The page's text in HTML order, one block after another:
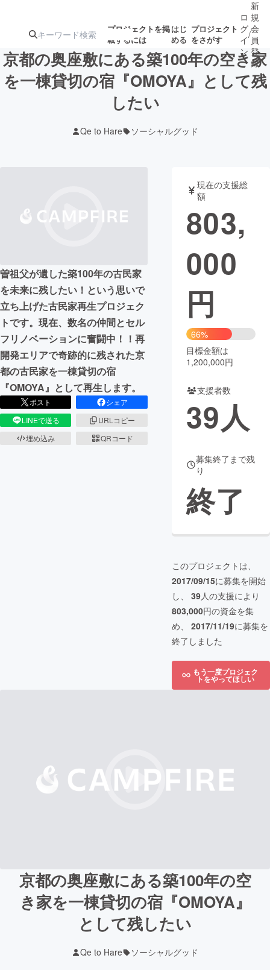
プロジェクトを掲
載するには
はじ
める
プロジェクト
をさがす
注目の新着プロ募集終了が近いプ
書籍・雑誌
チャレンジ
まちづくり・地域活性化
CAMPFIRE for Social Good
CAMPFIRE Creation
CAMPFIREふるさと納税machi-ya コミュニティ
ロ
グ
イ
ン
/
新
規
会
員
登
録
京都の奥座敷にある築100年の空き家
を一棟貸切の宿『OMOYA』として残
したい
Qe to Hare ソーシャルグッド
曽祖父が遺した築100年の古民家
を未来に残したい！という思いで
立ち上げた古民家再生プロジェク
トです。現在、数名の仲間とセル
フリノベーションに奮闘中！！再
開発エリアで奇跡的に残された京
都の古民家を一棟貸切の宿
『OMOYA』として再生します。
ポスト
シェア
LINEで送る
URLコピー
埋め込み
QRコード
現在の支援総
額
803,
000
円
66%
目標金額は
1,200,000円
支援者数
39人
募集終了まで残
り
終了
このプロジェクトは、
2017/09/15に募集を開始
し、 39人の支援により
803,000円の資金を集
め、 2017/11/19に募集を
終了しました
もう一度プロジェク
トをやってほしい
京都の奥座敷にある築100年の空
き家を一棟貸切の宿『OMOYA』
として残したい
Qe to Hare ソーシャルグッド